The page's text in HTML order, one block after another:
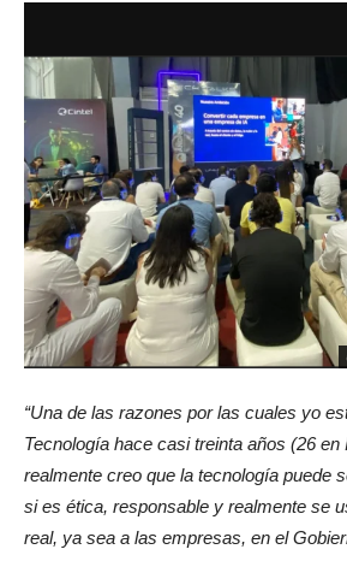
“Una de las razones por las cuales yo
Tecnología hace casi treinta años (26 en
realmente creo que la tecnología puede
si es ética, responsable y realmente se
real, ya sea a las empresas, en el